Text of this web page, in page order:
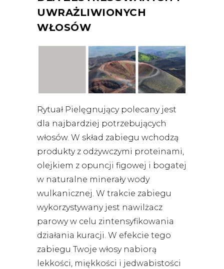
UWRAŻLIWIONYCH
WŁOSÓW
Rytuał Pielęgnujący polecany jest
dla najbardziej potrzebujących
włosów. W skład zabiegu wchodzą
produkty z odżywczymi proteinami,
olejkiem z opuncji figowej i bogatej
w naturalne minerały wody
wulkanicznej. W trakcie zabiegu
wykorzystywany jest nawilżacz
parowy w celu zintensyfikowania
działania kuracji. W efekcie tego
zabiegu Twoje włosy nabiorą
lekkości, miękkości i jedwabistości